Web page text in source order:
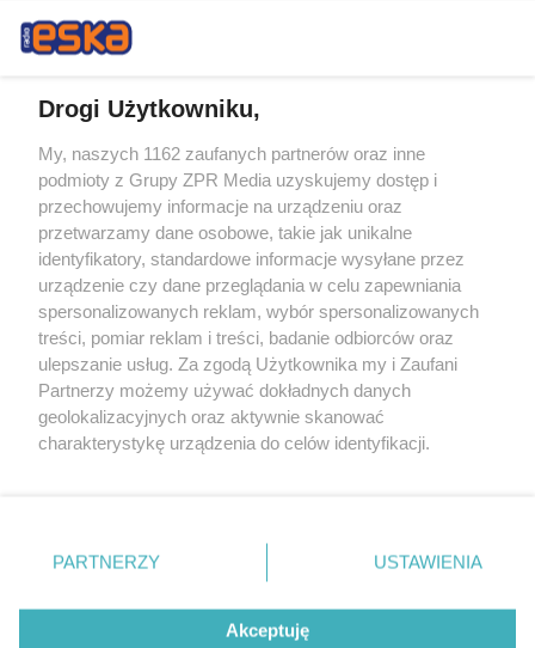
Żaden utwór zamieszczony w serwisie nie może być powielany i
rozpowszechniany lub dalej rozpowszechniany w jakikolwiek sposób (w
tym także elektroniczny lub mechaniczny) na jakimkolwiek polu
eksploatacji w jakiejkolwiek formie, włącznie z umieszczaniem w
Internecie bez pisemnej zgody właściciela praw. Jakiekolwiek użycie lub
wykorzystanie utworów w całości lub w części z naruszeniem prawa,
tzn. bez właściwej zgody, jest zabronione pod groźbą kary i może być
ścigane prawnie.
© 2026 Grupa ZPR Media
Drogi Użytkowniku,
My, naszych 1162 zaufanych partnerów oraz inne
podmioty z Grupy ZPR Media uzyskujemy dostęp i
przechowujemy informacje na urządzeniu oraz
przetwarzamy dane osobowe, takie jak unikalne
identyfikatory, standardowe informacje wysyłane przez
urządzenie czy dane przeglądania w celu zapewniania
spersonalizowanych reklam, wybór spersonalizowanych
treści, pomiar reklam i treści, badanie odbiorców oraz
ulepszanie usług. Za zgodą Użytkownika my i Zaufani
Partnerzy możemy używać dokładnych danych
geolokalizacyjnych oraz aktywnie skanować
charakterystykę urządzenia do celów identyfikacji.
zmienić/wycofać klikając przycisk ustawień prywatności
znajdujący się w lewym dolnym rogu strony
rodzaje przetwarzania danych nie wymagają zgody
użytkownika, ale masz prawo sprzeciwić się takiemu
PARTNERZY USTAWIENIA
Akceptuję